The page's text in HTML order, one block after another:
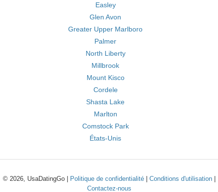
Easley
Glen Avon
Greater Upper Marlboro
Palmer
North Liberty
Millbrook
Mount Kisco
Cordele
Shasta Lake
Marlton
Comstock Park
États-Unis
© 2026, UsaDatingGo | Politique de confidentialité| Conditions d'utilisation|
Contactez-nous